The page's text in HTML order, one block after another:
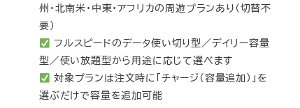
州・北南米・中東・アフリカの周遊プランあり（切替不
要）
フルスピードのデータ使い切り型／デイリー容量
型／使い放題型から用途に応じて選べます
対象プランは注文時に「チャージ（容量追加）」を
選ぶだけで容量を追加可能